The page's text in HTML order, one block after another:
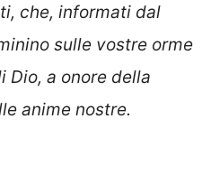
che, informati dal
sulle vostre orme
Dio, a onore della
anime nostre.